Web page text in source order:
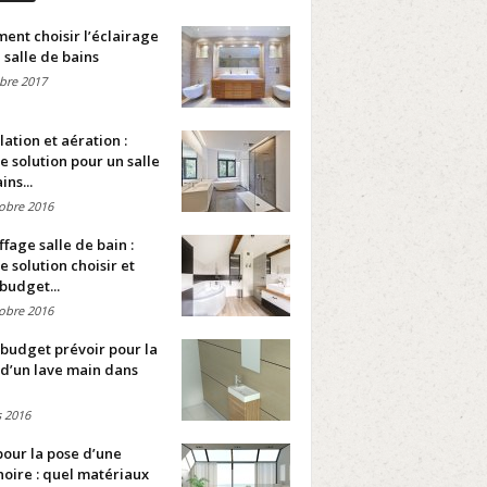
choisir l’éclairage
salle de bains
2017
et aération :
solution pour un salle
2016
salle de bain :
solution choisir et
2016
prévoir pour la
lave main dans
2016
la pose d’une
: quel matériaux